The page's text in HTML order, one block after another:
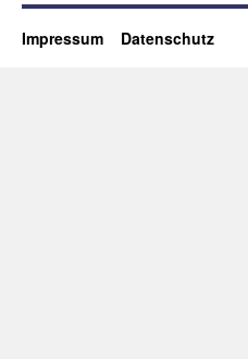
Impressum Datenschutz